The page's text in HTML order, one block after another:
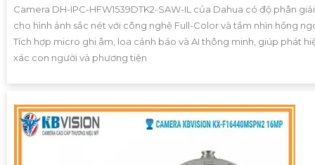
Camera DH-IPC-HFW1539DTK2-SAW-IL của Dahua có độ phân
cho hình ảnh sắc nét với công nghệ Full-Color và tầm nhìn hồng
Tích hợp micro ghi âm, loa cảnh báo và AI thông minh, giúp phát
xác con người và phương tiện